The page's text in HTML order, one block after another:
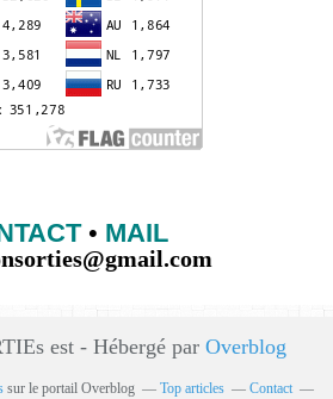
• MAIL
est - Hébergé par Overblog
sur le portail Overblog Top articles Contact